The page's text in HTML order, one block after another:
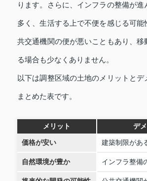
ります。さらに、インフラの整備が
多く、生活する上で不便を感じる可能
共交通機関の便が悪いこともあり、移
る場合も少なくありません。
以下は調整区域の土地のメリットとデ
まとめた表です。
メリット デ
価格が安い 建築制限があ
自然環境が豊か インフラ整備